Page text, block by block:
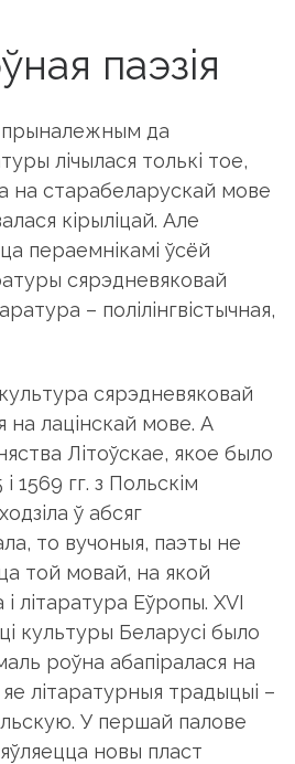
паэзiя
прыналежным да
лi­чы­лася толькi тое,
на старабеларускай мове
кiрылiцай. Але
пера­емнiкамi ўсёй
сярэдневяковай
– полiлiнгвiстычная,
сярэдневяковай
на лацiнскай мове. А
Лiтоўскае, якое было
1569 гг. з Польскiм
ў абсяг
то вучоныя, паэты не
той мовай, на якой
i лiтаратура Еўропы. XVI
культуры Беларусi было
роўна абапiралася на
лiтаратурныя традыцыi –
У першай палове
новы пласт